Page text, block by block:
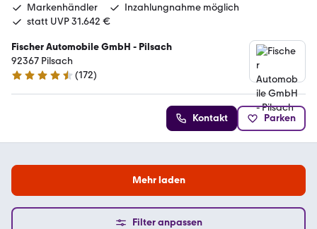
Markenhändler
Inzahlungnahme möglich
statt UVP 31.642 €
Fischer Automobile GmbH - Pilsach
92367 Pilsach
4.7 Sterne
(172)
Kontakt Parken
Mehr laden
Filter anpassen